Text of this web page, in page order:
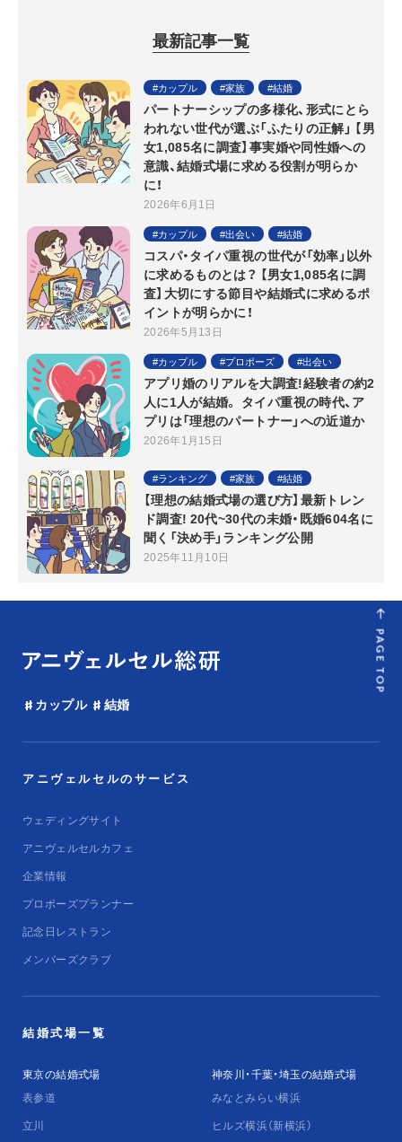
最新記事一覧
カップル 家族 結婚
パートナーシップの多様化、形式にとら
われない世代が選ぶ「ふたりの正解」 【男
女1,085名に調査】事実婚や同性婚への
意識、結婚式場に求める役割が明らか
に！
2026年6月1日
カップル 出会い 結婚
コスパ・タイパ重視の世代が「効率」以外
に求めるものとは？ 【男女1,085名に調
査】大切にする節目や結婚式に求めるポ
イントが明らかに！
2026年5月13日
カップル プロポーズ 出会い
アプリ婚のリアルを大調査!経験者の約2
人に1人が結婚。 タイパ重視の時代、ア
プリは「理想のパートナー」への近道か
2026年1月15日
ランキング 家族 結婚
【理想の結婚式場の選び方】最新トレン
ド調査! 20代~30代の未婚・既婚604名に
聞く「決め手」ランキング公開
2025年11月10日
PAGE TOP
カップル 結婚
アニヴェルセルのサービス
ウェディングサイト
アニヴェルセルカフェ
企業情報
プロポーズプランナー
記念日レストラン
メンバーズクラブ
結婚式場一覧
東京の結婚式場
表参道
立川
神奈川・千葉・埼玉の結婚式場
みなとみらい横浜
ヒルズ横浜（新横浜）